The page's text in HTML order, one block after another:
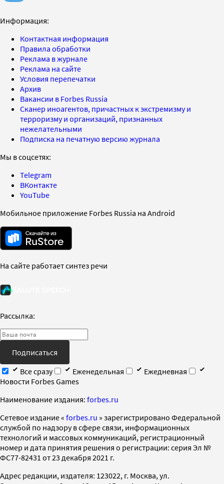
Информация:
Контактная информация
Правила обработки
Реклама в журнале
Реклама на сайте
Условия перепечатки
Архив
Вакансии в Forbes Russia
Сканер иноагентов, причастных к экстремизму и
терроризму и организаций, признанных
нежелательными
Подписка на печатную версию журнала
Мы в соцсетях:
Telegram
ВКонтакте
YouTube
Мобильное приложение Forbes Russia на Android
На сайте работает синтез речи
Рассылка:
Подписаться
Все сразу
Еженедельная
Ежедневная
Новости Forbes Games
Наименование издания: forbes.ru
Cетевое издание « forbes.ru » зарегистрировано Федеральной
службой по надзору в сфере связи, информационных
технологий и массовых коммуникаций, регистрационный
номер и дата принятия решения о регистрации: серия Эл №
ФС77-82431 от 23 декабря 2021 г.
Адрес редакции, издателя: 123022, г. Москва, ул.